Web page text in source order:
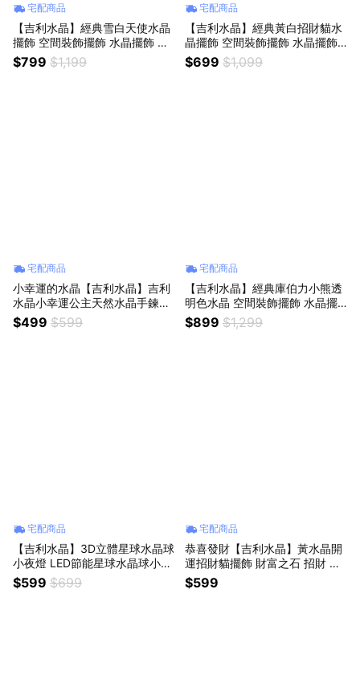
宅配商品
【吉利水晶】經典雪白天使水晶
擺飾 空間裝飾擺飾 水晶擺飾 生
日禮物 滿月彌月禮品 聖誕禮物
$799 $1,199
宅配商品
【吉利水晶】經典黃白招財貓水
晶擺飾 空間裝飾擺飾 水晶擺飾
生日禮物 滿月禮品
$699 $1,099
宅配商品
小幸運的水晶【吉利水晶】吉利
水晶小幸運公主天然水晶手鍊
(不挑顏色出貨)
$499 $599
宅配商品
【吉利水晶】經典庫伯力小熊透
明色水晶 空間裝飾擺飾 水晶擺
飾 生日禮物 滿月彌月禮品
$899 $1,299
宅配商品
【吉利水晶】3D立體星球水晶球
小夜燈 LED節能星球水晶球小夜
燈 - 銀河
$599 $699
宅配商品
恭喜發財【吉利水晶】黃水晶開
運招財貓擺飾 財富之石 招財 幸
運水晶 幸運物 店面招財聚財擺
飾 辦公小物 風水擺飾 水晶滴膠
$599